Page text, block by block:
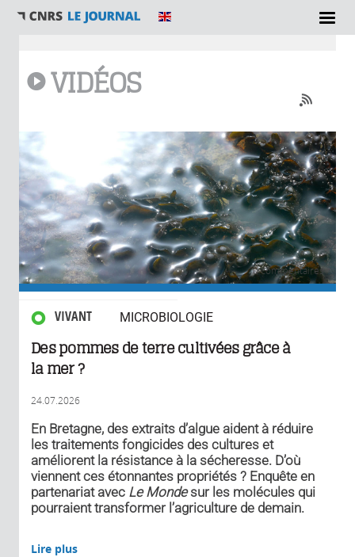
VIDÉOS
VIVANT MICROBIOLOGIE
0 commentaires
Des pommes de terre cultivées grâce à
la mer ?
24.07.2026
En Bretagne, des extraits d’algue aident à réduire
les traitements fongicides des cultures et
améliorent la résistance à la sécheresse. D’où
viennent ces étonnantes propriétés ? Enquête en
partenariat avec Le Mondesur les molécules qui
pourraient transformer l’agriculture de demain.
Lire plus